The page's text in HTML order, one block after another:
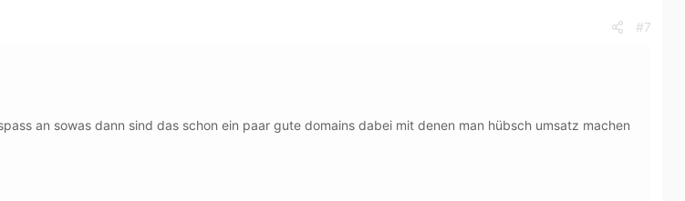
#7
an sowas dann sind das schon ein paar gute domains dabei mit denen man hübsch umsatz machen